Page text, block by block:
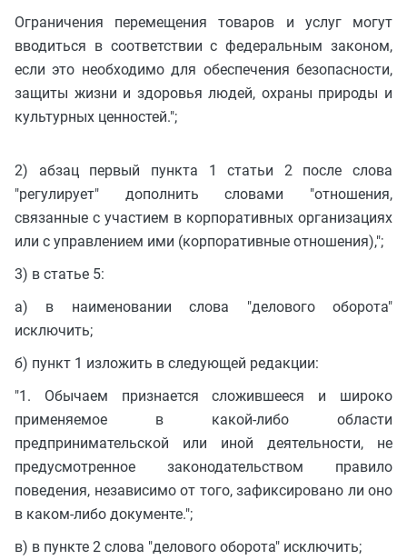
Ограничения перемещения товаров и услуг могут
вводиться в соответствии с федеральным законом,
если это необходимо для обеспечения безопасности,
защиты жизни и здоровья людей, охраны природы и
культурных ценностей.";
2) абзац первый пункта 1 статьи 2 после слова
"регулирует" дополнить словами "отношения,
связанные с участием в корпоративных организациях
или с управлением ими (корпоративные отношения),";
3) в статье 5:
а) в наименовании слова "делового оборота"
исключить;
б) пункт 1 изложить в следующей редакции:
"1. Обычаем признается сложившееся и широко
применяемое в какой-либо области
предпринимательской или иной деятельности, не
предусмотренное законодательством правило
поведения, независимо от того, зафиксировано ли оно
в каком-либо документе.";
в) в пункте 2 слова "делового оборота" исключить;